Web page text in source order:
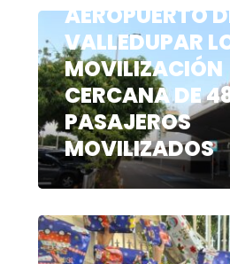
AEROPUERTO
VALLEDUPAR
MOVILIZACIÓN
CERCANA DE
PASAJEROS
MOVILIZADOS